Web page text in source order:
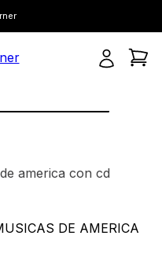
america con cd